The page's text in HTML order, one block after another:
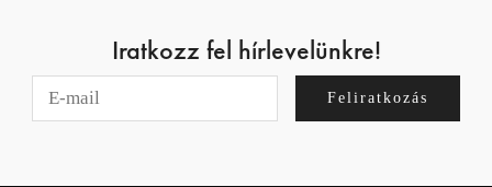
Iratkozz fel hírlevelünkre!
Feliratkozás